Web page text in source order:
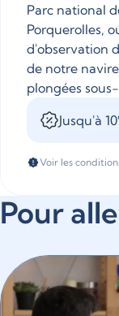
Parc national
Porquerolles,
d'observation
de notre
plongées
Jusqu'à
Voir les
Pour